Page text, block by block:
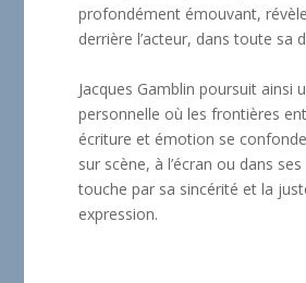
profondément émouvant,
derrière l’acteur, dans toute sa
Jacques Gamblin poursuit ainsi
personnelle où les frontières
écriture et émotion se
sur scène, à l’écran ou dans
touche par sa sincérité et la
expression.